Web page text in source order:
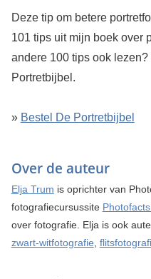
Deze tip om betere
101 tips uit mijn boek over
andere 100 tips ook
Portretbijbel.
» Bestel De Portretbijbel
Over de auteur
Elja Trum is oprichter van
fotografiecursussite
over fotografie. Elja is ook
zwart-witfotografie,